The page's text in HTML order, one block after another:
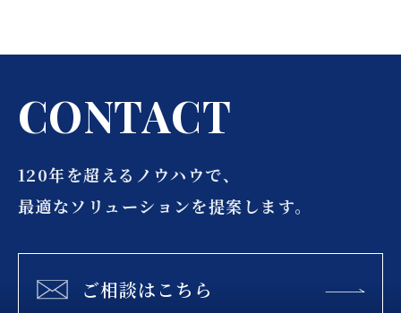
CONTACT
120年を超えるノウハウで、
最適なソリューションを提案します。
ご相談はこちら